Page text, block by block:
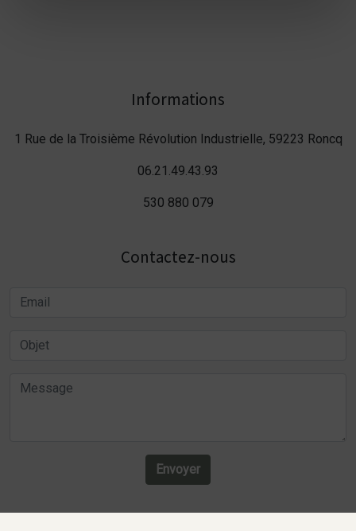
Informations
1 Rue de la Troisième Révolution Industrielle, 59223 Roncq
06.21.49.43.93
530 880 079
Contactez-nous
Envoyer